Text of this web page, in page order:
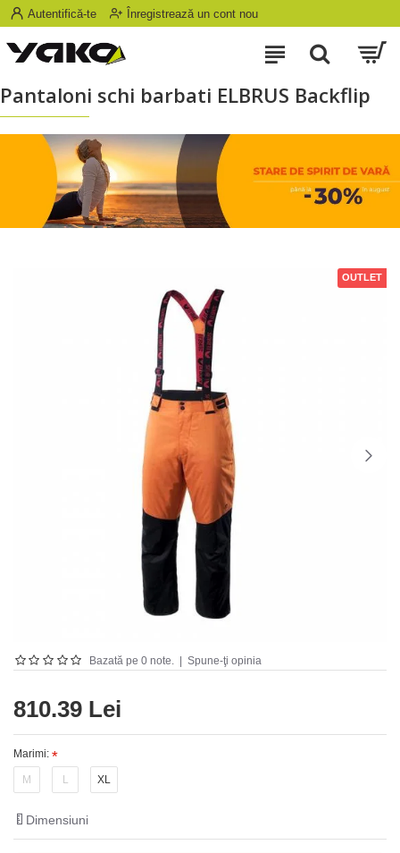
Autentifică-te Înregistrează un cont nou
Pantaloni schi barbati ELBRUS Backflip
OUTLET
Bazată pe 0 note. Spune-ţi opinia
810.39 Lei
Marimi:
M L XL
Dimensiuni